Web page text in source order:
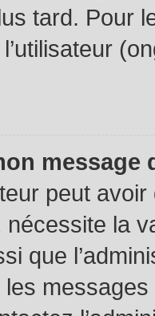
tard. Pour
message
peut
la
que